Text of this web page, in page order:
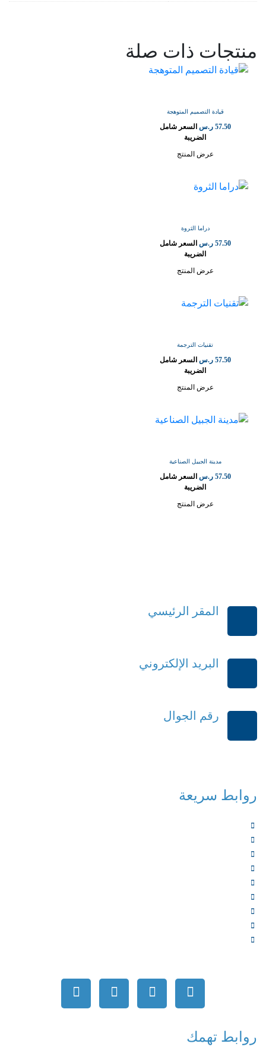
منتجات ذات صلة
قيادة التصميم المتوهجة
57.50 ر.س السعر شامل
الضريبة
عرض المنتج
دراما الثروة
57.50 ر.س السعر شامل
الضريبة
عرض المنتج
تقنيات الترجمة
57.50 ر.س السعر شامل
الضريبة
عرض المنتج
مدينة الجبيل الصناعية
57.50 ر.س السعر شامل
الضريبة
عرض المنتج
المقر الرئيسي
البريد الإلكتروني
رقم الجوال
روابط سريعة
روابط تهمك